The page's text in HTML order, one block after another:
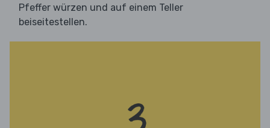
Pfeffer würzen und auf einem Teller
beiseitestellen.